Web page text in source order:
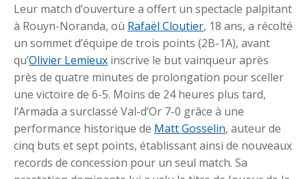
Leur match d’ouverture a offert un spectacle palpitant
à Rouyn-Noranda, où Rafaël Cloutier, 18 ans, a récolté
un sommet d’équipe de trois points (2B-1A), avant
qu’Olivier Lemieux inscrive le but vainqueur après
près de quatre minutes de prolongation pour sceller
une victoire de 6-5. Moins de 24 heures plus tard,
l’Armada a surclassé Val-d’Or 7-0 grâce à une
performance historique de Matt Gosselin, auteur de
cinq buts et sept points, établissant ainsi de nouveaux
records de concession pour un seul match. Sa